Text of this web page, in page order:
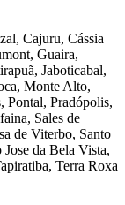
Cajuru, Cássia
Guaira,
Jaboticabal,
Monte Alto,
Pontal, Pradópolis,
Sales de
de Viterbo, Santo
da Bela Vista,
Terra Roxa